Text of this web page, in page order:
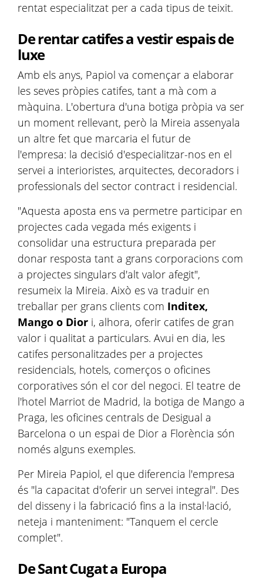
rentat especialitzat per a cada tipus de teixit.
De rentar catifes a vestir espais de
luxe
Amb els anys, Papiol va començar a elaborar
les seves pròpies catifes, tant a mà com a
màquina. L'obertura d'una botiga pròpia va ser
un moment rellevant, però la Mireia assenyala
un altre fet que marcaria el futur de
l'empresa: la decisió d'especialitzar-nos en el
servei a interioristes, arquitectes, decoradors i
professionals del sector contract i residencial.
"Aquesta aposta ens va permetre participar en
projectes cada vegada més exigents i
consolidar una estructura preparada per
donar resposta tant a grans corporacions com
a projectes singulars d'alt valor afegit",
resumeix la Mireia. Això es va traduir en
treballar per grans clients com Inditex,
Mango o Dior i, alhora, oferir catifes de gran
valor i qualitat a particulars. Avui en dia, les
catifes personalitzades per a projectes
residencials, hotels, comerços o oficines
corporatives són el cor del negoci. El teatre de
l'hotel Marriot de Madrid, la botiga de Mango a
Praga, les oficines centrals de Desigual a
Barcelona o un espai de Dior a Florència són
només alguns exemples.
Per Mireia Papiol, el que diferencia l'empresa
és "la capacitat d'oferir un servei integral". Des
del disseny i la fabricació fins a la instal·lació,
neteja i manteniment: "Tanquem el cercle
complet".
De Sant Cugat a Europa